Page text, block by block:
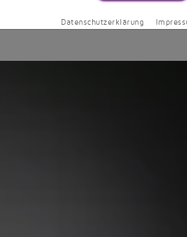
Ob als aufregende Stickerei, als
sogar Ihre Hochzeitsfarbe aufgreift
Datenschutzerklärung